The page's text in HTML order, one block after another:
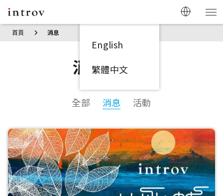
English
繁體中文
首頁 消息
消息 / 活動
全部 消息 活動